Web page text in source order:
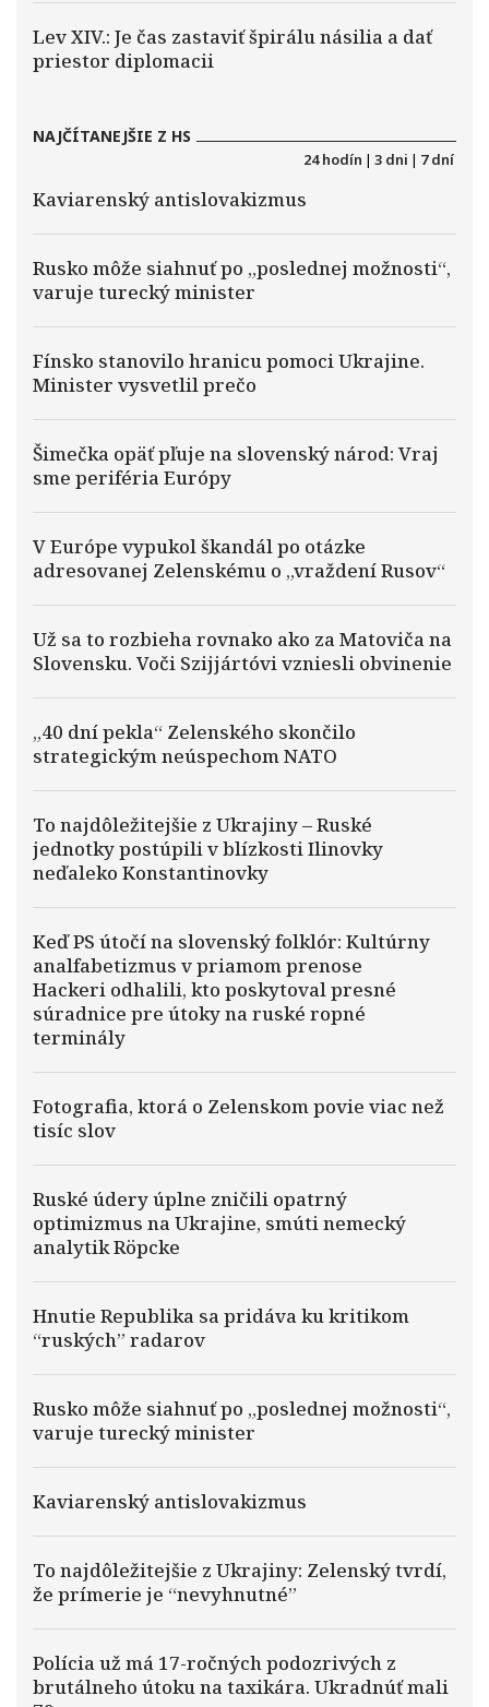
Lev XIV.: Je čas zastaviť špirálu násilia a dať
priestor diplomacii
NAJČÍTANEJŠIE Z HS
24 hodín | 3 dni | 7 dní
Kaviarenský antislovakizmus
Rusko môže siahnuť po „poslednej možnosti“,
varuje turecký minister
Fínsko stanovilo hranicu pomoci Ukrajine.
Minister vysvetlil prečo
Šimečka opäť pľuje na slovenský národ: Vraj
sme periféria Európy
V Európe vypukol škandál po otázke
adresovanej Zelenskému o „vraždení Rusov“
Už sa to rozbieha rovnako ako za Matoviča na
Slovensku. Voči Szijjártóvi vzniesli obvinenie
„40 dní pekla“ Zelenského skončilo
strategickým neúspechom NATO
To najdôležitejšie z Ukrajiny – Ruské
jednotky postúpili v blízkosti Ilinovky
neďaleko Konstantinovky
Keď PS útočí na slovenský folklór: Kultúrny
analfabetizmus v priamom prenose
Hackeri odhalili, kto poskytoval presné
súradnice pre útoky na ruské ropné
terminály
Fotografia, ktorá o Zelenskom povie viac než
tisíc slov
Ruské údery úplne zničili opatrný
optimizmus na Ukrajine, smúti nemecký
analytik Röpcke
Hnutie Republika sa pridáva ku kritikom
“ruských” radarov
Rusko môže siahnuť po „poslednej možnosti“,
varuje turecký minister
Kaviarenský antislovakizmus
To najdôležitejšie z Ukrajiny: Zelenský tvrdí,
že prímerie je “nevyhnutné”
Polícia už má 17-ročných podozrivých z
brutálneho útoku na taxikára. Ukradnúť mali